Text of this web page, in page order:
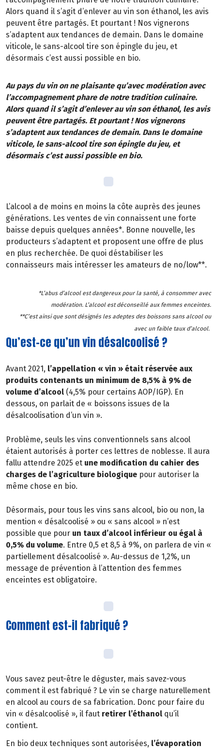
Alors quand il s’agit d’enlever au vin son éthanol, les avis
peuvent être partagés. Et pourtant ! Nos vignerons
s’adaptent aux tendances de demain. Dans le domaine
viticole, le sans-alcool tire son épingle du jeu, et
désormais c’est aussi possible en bio.
Au pays du vin on ne plaisante qu’avec modération avec
l’accompagnement phare de notre tradition culinaire.
Alors quand il s’agit d’enlever au vin son éthanol, les avis
peuvent être partagés. Et pourtant ! Nos vignerons
s’adaptent aux tendances de demain. Dans le domaine
viticole, le sans-alcool tire son épingle du jeu, et
désormais c’est aussi possible en bio.
L’alcool a de moins en moins la côte auprès des jeunes
générations. Les ventes de vin connaissent une forte
baisse depuis quelques années*. Bonne nouvelle, les
producteurs s’adaptent et proposent une offre de plus
en plus recherchée. De quoi déstabiliser les
connaisseurs mais intéresser les amateurs de no/low**.
*L’abus d’alcool est dangereux pour la santé, à consommer avec
modération. L’alcool est déconseillé aux femmes enceintes.
**C’est ainsi que sont désignés les adeptes des boissons sans alcool ou
avec un faible taux d’alcool.
Qu’est-ce qu’un vin désalcoolisé ?
Avant 2021, l’appellation « vin » était réservée aux
produits contenants un minimum de 8,5% à 9% de
volume d’alcool (4,5% pour certains AOP/IGP). En
dessous, on parlait de « boissons issues de la
désalcoolisation d’un vin ».
Problème, seuls les vins conventionnels sans alcool
étaient autorisés à porter ces lettres de noblesse. Il aura
fallu attendre 2025 et une modification du cahier des
charges de l’agriculture biologique pour autoriser la
même chose en bio.
Désormais, pour tous les vins sans alcool, bio ou non, la
mention « désalcoolisé » ou « sans alcool » n’est
possible que pour un taux d’alcool inférieur ou égal à
0,5% du volume. Entre 0,5 et 8,5 à 9%, on parlera de vin «
partiellement désalcoolisé ». Au-dessus de 1,2%, un
message de prévention à l’attention des femmes
enceintes est obligatoire.
Comment est-il fabriqué ?
Vous savez peut-être le déguster, mais savez-vous
comment il est fabriqué ? Le vin se charge naturellement
en alcool au cours de sa fabrication. Donc pour faire du
vin « désalcoolisé », il faut retirer l’éthanol qu’il
contient.
En bio deux techniques sont autorisées, l’évaporation